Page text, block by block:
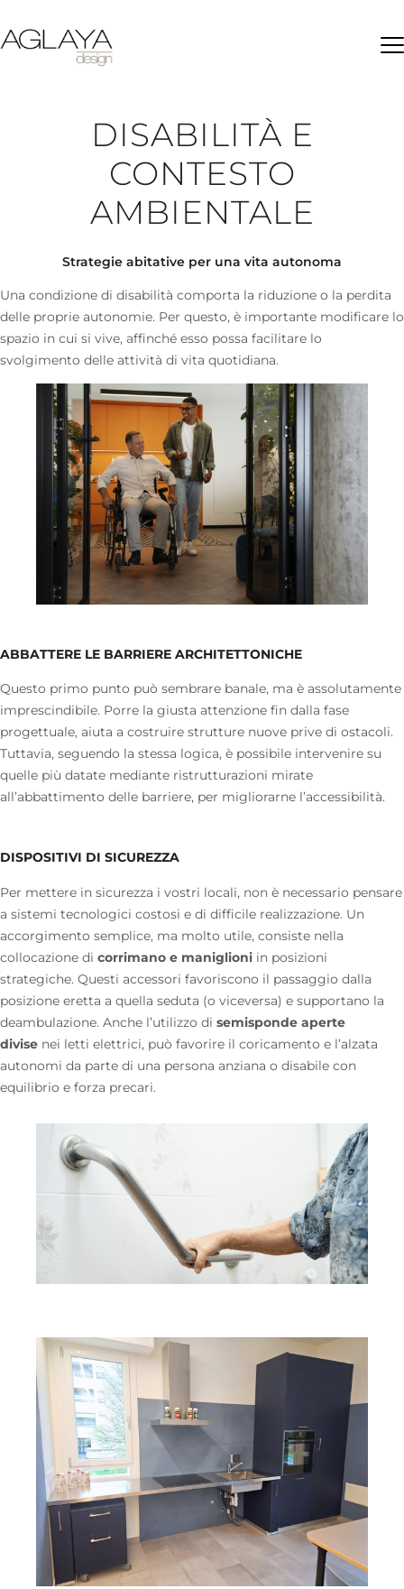
DISABILITÀ E
CONTESTO
AMBIENTALE
Strategie abitative per una vita autonoma
Una condizione di disabilità comporta la riduzione o la perdita
delle proprie autonomie. Per questo, è importante modificare lo
spazio in cui si vive, affinché esso possa facilitare lo
svolgimento delle attività di vita quotidiana.
ABBATTERE LE BARRIERE ARCHITETTONICHE
Questo primo punto può sembrare banale, ma è assolutamente
imprescindibile. Porre la giusta attenzione fin dalla fase
progettuale, aiuta a costruire strutture nuove prive di ostacoli.
Tuttavia, seguendo la stessa logica, è possibile intervenire su
quelle più datate mediante ristrutturazioni mirate
all’abbattimento delle barriere, per migliorarne l’accessibilità.
DISPOSITIVI DI SICUREZZA
Per mettere in sicurezza i vostri locali, non è necessario pensare
a sistemi tecnologici costosi e di difficile realizzazione. Un
accorgimento semplice, ma molto utile, consiste nella
collocazione di corrimano e maniglioni in posizioni
strategiche. Questi accessori favoriscono il passaggio dalla
posizione eretta a quella seduta (o viceversa) e supportano la
deambulazione. Anche l’utilizzo di semisponde aperte
divise nei letti elettrici, può favorire il coricamento e l’alzata
autonomi da parte di una persona anziana o disabile con
equilibrio e forza precari.